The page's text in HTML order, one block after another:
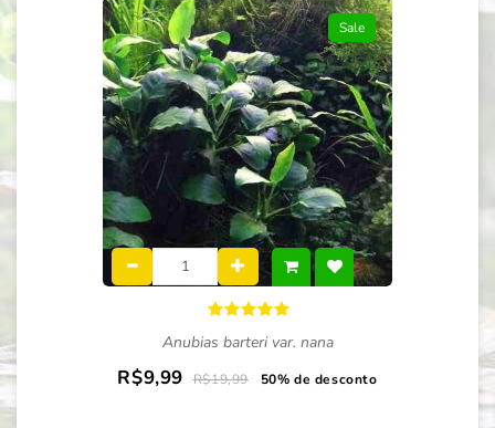
Sale
Anubias barteri var. nana
R$9,99 R$19,99 50% de desconto